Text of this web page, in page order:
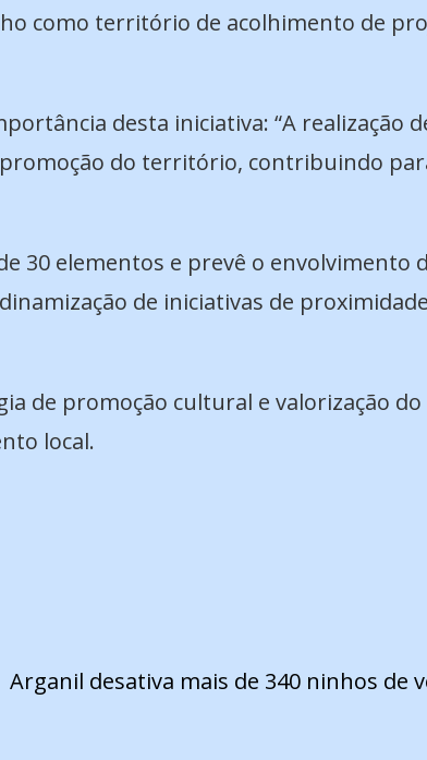
como território de acolhimento de
desta iniciativa: “A realização
do território, contribuindo
30 elementos e prevê o envolvimento
de iniciativas de
de promoção cultural e valorização
local.
Arganil desativa mais de 340 ninhos de